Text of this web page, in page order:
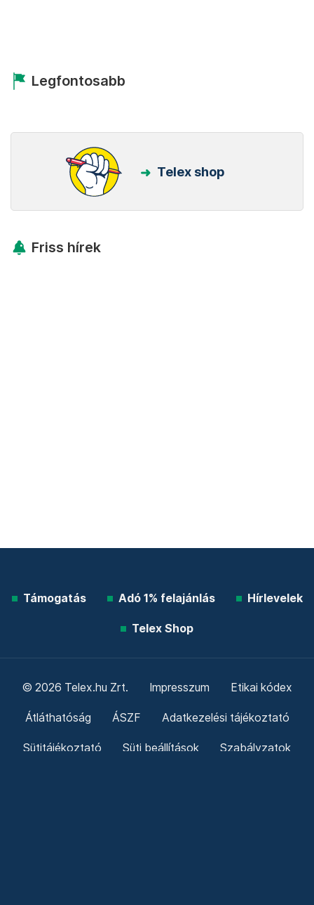
Legfontosabb
Telex shop
Friss hírek
Támogatás Adó 1% felajánlás Hírlevelek
Telex Shop
© 2026 Telex.hu Zrt. Impresszum Etikai kódex
Átláthatóság ÁSZF Adatkezelési tájékoztató
Sütitájékoztató Süti beállítások Szabályzatok